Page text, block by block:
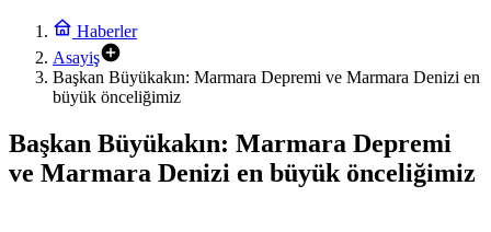
Haberler
Asayiş
Başkan Büyükakın: Marmara Depremi ve Marmara Denizi en
büyük önceliğimiz
Başkan Büyükakın: Marmara Depremi
ve Marmara Denizi en büyük önceliğimiz